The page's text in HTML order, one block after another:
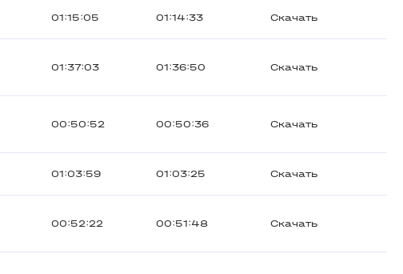
01:15:05 01:14:33 Скачать
01:37:03 01:36:50 Скачать
00:50:52 00:50:36 Скачать
01:03:59 01:03:25 Скачать
00:52:22 00:51:48 Скачать